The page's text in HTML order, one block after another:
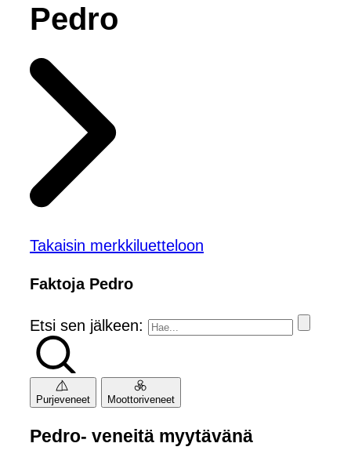
Pedro
Takaisin merkkiluetteloon
Faktoja Pedro
Etsi sen jälkeen:
Purjeveneet Moottoriveneet
Pedro- veneitä myytävänä